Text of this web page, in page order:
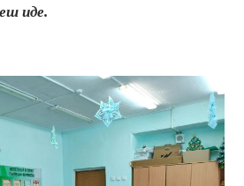
иде.